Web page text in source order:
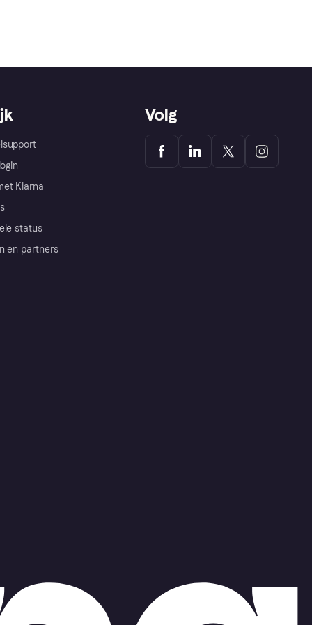
Klarna
status
en partners
Volg